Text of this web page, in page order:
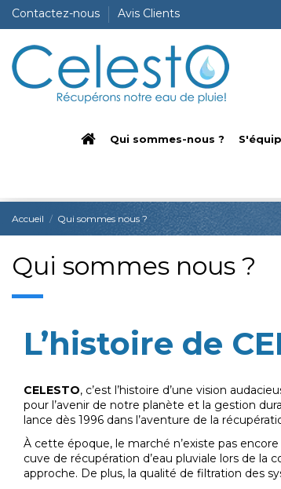
Contactez-nous Avis Clients
Qui sommes-nous ?
Accueil Qui sommes nous ?
Qui sommes nous ?
L’histoire de
CELESTO, c’est l’histoire d’une vision
pour l’avenir de notre planète et la gestion
lance dès 1996 dans l’aventure de la
À cette époque, le marché n’existe pas
cuve de récupération d’eau pluviale lors de la
approche. De plus, la qualité de filtration des